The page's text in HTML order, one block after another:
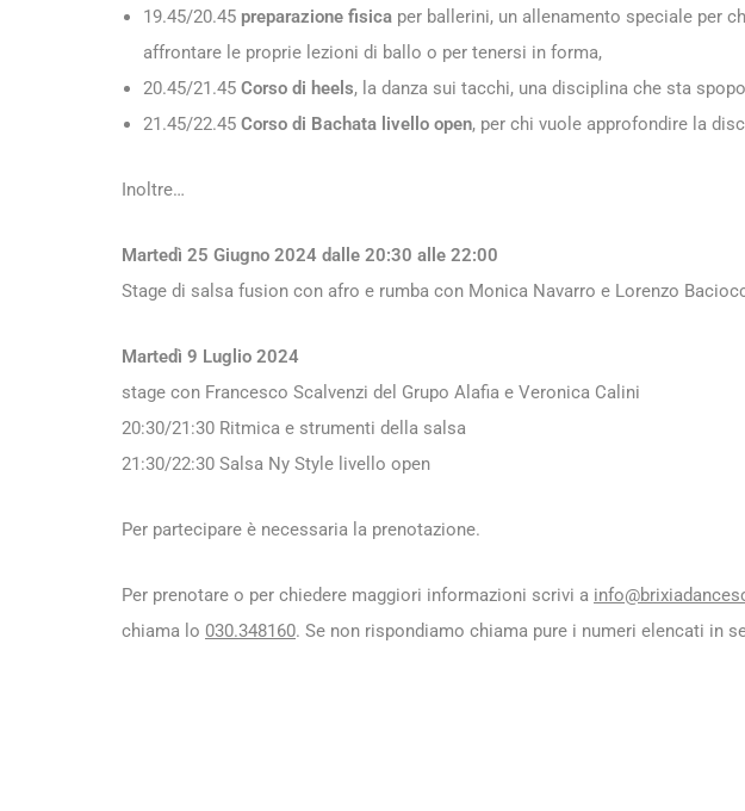
19.45/20.45 preparazione fisica per ballerini, un allenamento speciale per
affrontare le proprie lezioni di ballo o per tenersi in forma,
20.45/21.45 Corso di heels, la danza sui tacchi, una disciplina che sta
21.45/22.45 Corso di Bachata livello open, per chi vuole approfondire la
Inoltre…
Martedì 25 Giugno 2024 dalle 20:30 alle 22:00
Stage di salsa fusion con afro e rumba con Monica Navarro e Lorenzo
Martedì 9 Luglio 2024
stage con Francesco Scalvenzi del Grupo Alafia e Veronica Calini
20:30/21:30 Ritmica e strumenti della salsa
21:30/22:30 Salsa Ny Style livello open
Per partecipare è necessaria la prenotazione.
Per prenotare o per chiedere maggiori informazioni scrivi a
chiama lo 030.348160. Se non rispondiamo chiama pure i numeri elencati in